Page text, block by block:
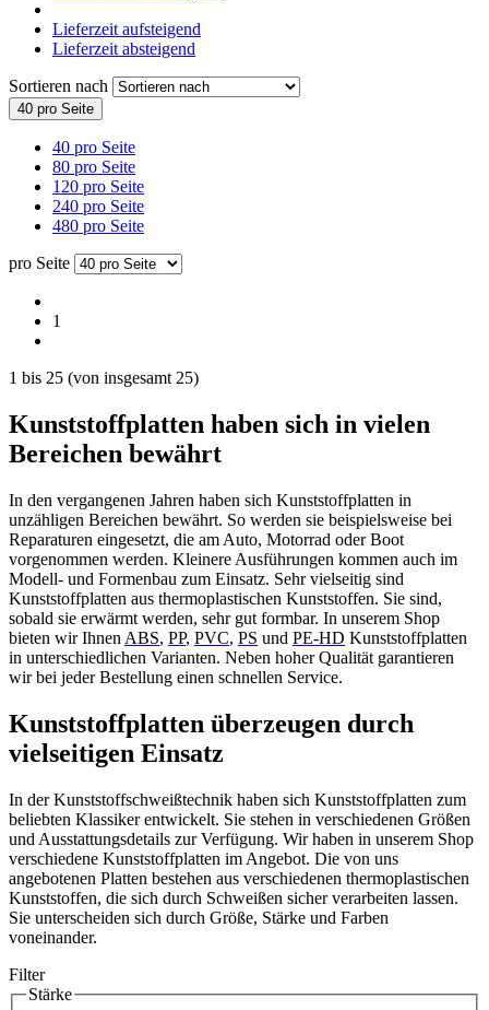
Lieferzeit aufsteigend
Lieferzeit absteigend
Sortieren nach
40 pro Seite
40 pro Seite
80 pro Seite
120 pro Seite
240 pro Seite
480 pro Seite
pro Seite
1
1 bis 25 (von insgesamt 25)
Kunststoffplatten haben sich in vielen
Bereichen bewährt
In den vergangenen Jahren haben sich Kunststoffplatten in
unzähligen Bereichen bewährt. So werden sie beispielsweise bei
Reparaturen eingesetzt, die am Auto, Motorrad oder Boot
vorgenommen werden. Kleinere Ausführungen kommen auch im
Modell- und Formenbau zum Einsatz. Sehr vielseitig sind
Kunststoffplatten aus thermoplastischen Kunststoffen. Sie sind,
sobald sie erwärmt werden, sehr gut formbar. In unserem Shop
bieten wir Ihnen ABS, PP, PVC, PS und PE-HD Kunststoffplatten
in unterschiedlichen Varianten. Neben hoher Qualität garantieren
wir bei jeder Bestellung einen schnellen Service.
Kunststoffplatten überzeugen durch
vielseitigen Einsatz
In der Kunststoffschweißtechnik haben sich Kunststoffplatten zum
beliebten Klassiker entwickelt. Sie stehen in verschiedenen Größen
und Ausstattungsdetails zur Verfügung. Wir haben in unserem Shop
verschiedene Kunststoffplatten im Angebot. Die von uns
angebotenen Platten bestehen aus verschiedenen thermoplastischen
Kunststoffen, die sich durch Schweißen sicher verarbeiten lassen.
Sie unterscheiden sich durch Größe, Stärke und Farben
voneinander.
Filter
Stärke